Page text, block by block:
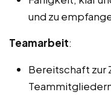
und zu
Teamarbeit:
Bereitschaft zur